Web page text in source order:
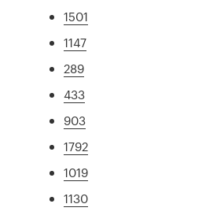
1501
1147
289
433
903
1792
1019
1130